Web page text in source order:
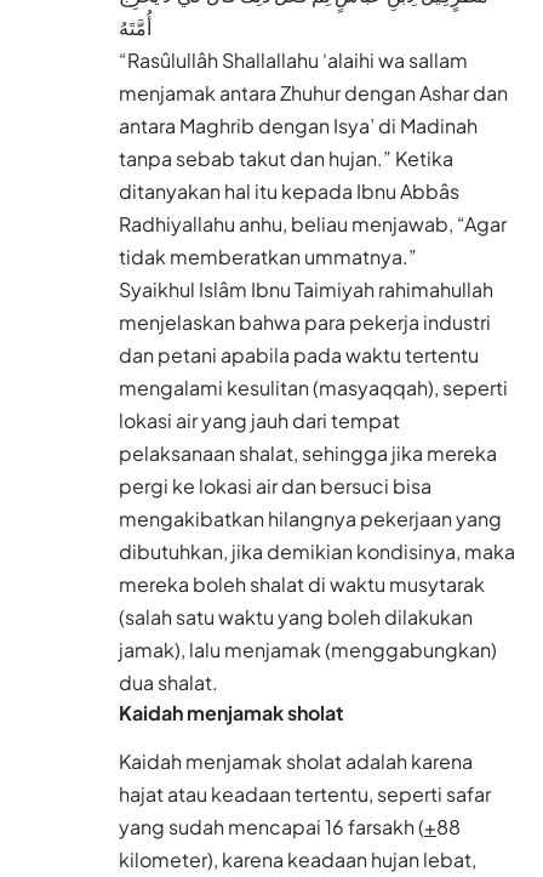
أُمَّتَهُ
“Rasûlullâh Shallallahu ‘alaihi wa sallam
menjamak antara Zhuhur dengan Ashar dan
antara Maghrib dengan Isya’ di Madinah
tanpa sebab takut dan hujan.” Ketika
ditanyakan hal itu kepada Ibnu Abbâs
Radhiyallahu anhu, beliau menjawab, “Agar
tidak memberatkan ummatnya.”
Syaikhul Islâm Ibnu Taimiyah rahimahullah
menjelaskan bahwa para pekerja industri
dan petani apabila pada waktu tertentu
mengalami kesulitan (masyaqqah), seperti
lokasi air yang jauh dari tempat
pelaksanaan shalat, sehingga jika mereka
pergi ke lokasi air dan bersuci bisa
mengakibatkan hilangnya pekerjaan yang
dibutuhkan, jika demikian kondisinya, maka
mereka boleh shalat di waktu musytarak
(salah satu waktu yang boleh dilakukan
jamak), lalu menjamak (menggabungkan)
dua shalat.
Kaidah menjamak sholat
Kaidah menjamak sholat adalah karena
hajat atau keadaan tertentu, seperti safar
yang sudah mencapai 16 farsakh (+88
kilometer), karena keadaan hujan lebat,